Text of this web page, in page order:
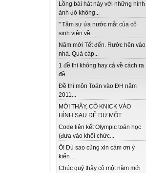
Lồng bài hát này với những hinh
ảnh đó không...
" Tâm sự ứa nước mắt của cô
sinh viên về...
Năm mới Tết đến. Rước hên vào
nhà. Quà cáp...
1 đề thi không hay cả về cách ra
đề...
Đề thi môn Toán vào ĐH năm
2011...
MỜI THẦY, CÔ KNICK VÀO
HÌNH SAU ĐỂ DỰ MỘT...
Code liên kết Olympic toán học
(đưa vào khối chức...
Ồ! Dù sao cũng xin cảm ơn ý
kiến...
Chúc quý thầy cô một năm mới